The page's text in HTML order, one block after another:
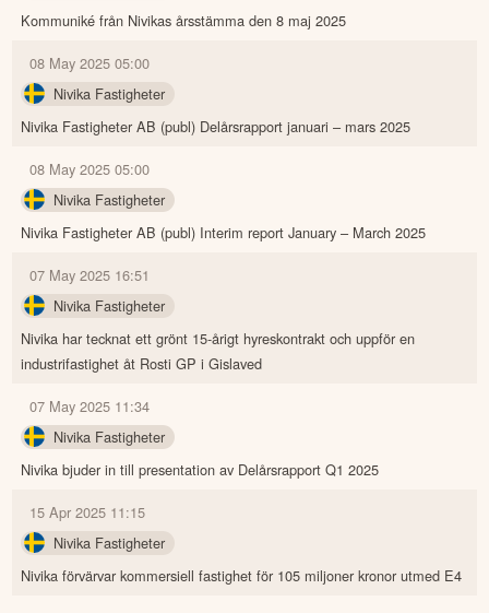
Kommuniké från Nivikas årsstämma den 8 maj 2025
08 May 2025 05:00
Nivika Fastigheter
Nivika Fastigheter AB (publ) Delårsrapport januari – mars 2025
08 May 2025 05:00
Nivika Fastigheter
Nivika Fastigheter AB (publ) Interim report January – March 2025
07 May 2025 16:51
Nivika Fastigheter
Nivika har tecknat ett grönt 15-årigt hyreskontrakt och uppför en
industrifastighet åt Rosti GP i Gislaved
07 May 2025 11:34
Nivika Fastigheter
Nivika bjuder in till presentation av Delårsrapport Q1 2025
15 Apr 2025 11:15
Nivika Fastigheter
Nivika förvärvar kommersiell fastighet för 105 miljoner kronor utmed E4